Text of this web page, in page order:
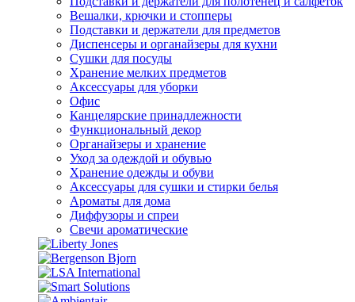
Вешалки, крючки и стопперы
Подставки и держатели для предметов
Диспенсеры и органайзеры для кухни
Сушки для посуды
Хранение мелких предметов
Аксессуары для уборки
Офис
Канцелярские принадлежности
Функциональный декор
Органайзеры и хранение
Уход за одеждой и обувью
Хранение одежды и обуви
Аксессуары для сушки и стирки белья
Ароматы для дома
Диффузоры и спреи
Свечи ароматические